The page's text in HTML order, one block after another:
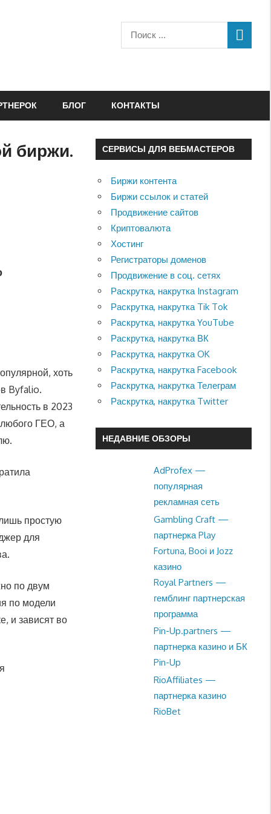
БЛОГ КОНТАКТЫ
биржи.
хоть
Byfalio.
в 2023
любого ГЕО, а
простую
для
по двум
по модели
и зависят во
СЕРВИСЫ ДЛЯ ВЕБМАСТЕРОВ
Биржи контента
Биржи ссылок и статей
Продвижение сайтов
Криптовалюта
Хостинг
Регистраторы доменов
Продвижение в соц. сетях
Раскрутка, накрутка Instagram
Раскрутка, накрутка Tik Tok
Раскрутка, накрутка YouTube
Раскрутка, накрутка ВК
Раскрутка, накрутка OK
Раскрутка, накрутка Facebook
Раскрутка, накрутка Телеграм
Раскрутка, накрутка Twitter
НЕДАВНИЕ ОБЗОРЫ
AdProfex —
популярная
рекламная сеть
Gambling Craft —
партнерка Play
Fortuna, Booi и Jozz
казино
Royal Partners —
гемблинг партнерская
программа
Pin-Up.partners —
партнерка казино и БК
Pin-Up
RioAffiliates —
партнерка казино
RioBet